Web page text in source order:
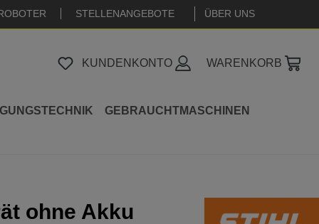
STELLENANGEBOTE ÜBER UNS
KUNDENKONTO WARENKORB
GEBRAUCHTMASCHINEN
ohne Akku